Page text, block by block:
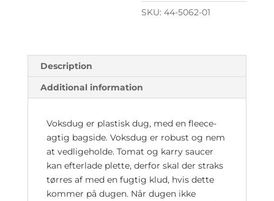
SKU:44-5062-01
Description
Additional information
Voksdug er plastisk dug, med en fleece-
agtig bagside. Voksdug er robust og nem
at vedligeholde. Tomat og karry saucer
kan efterlade plette, derfor skal der straks
tørres af med en fugtig klud, hvis dette
kommer på dugen. Når dugen ikke